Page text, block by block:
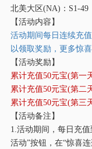
北美大区(NA)：S1-49
【活动内容】
活动期间每日连续充
以领取奖励，更多惊
【活动奖励】
累计充值50元宝(第一
累计充值50元宝(第二
累计充值50元宝(第三
【活动备注】
1.活动期间，每日充
活动”按钮，在“惊喜